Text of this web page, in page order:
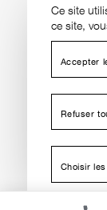
interventions
Ce site
ce site,
Accepter
Refuser
Choisir